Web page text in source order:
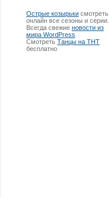
Острые козырьки смотреть
онлайн все сезоны и серии.
Всегда свежие новости из
мира WordPress
Смотреть Танцы на ТНТ
бесплатно